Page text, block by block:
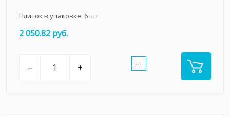
Плиток в упаковке: 6шт
2 050.82 руб.
– + шт.